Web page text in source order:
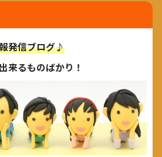
発信ブログ♪
来るものばかり！